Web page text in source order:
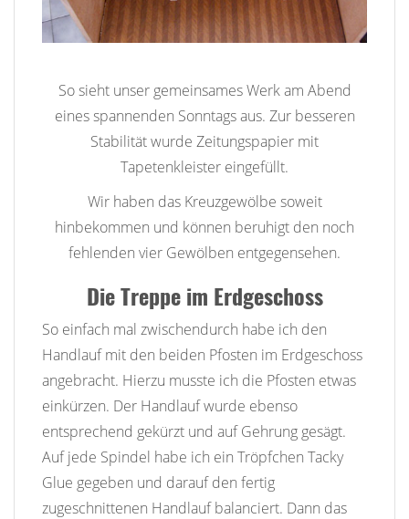
So sieht unser gemeinsames Werk am Abend
eines spannenden Sonntags aus. Zur besseren
Stabilität wurde Zeitungspapier mit
Tapetenkleister eingefüllt.
Wir haben das Kreuzgewölbe soweit
hinbekommen und können beruhigt den noch
fehlenden vier Gewölben entgegensehen.
Die Treppe im Erdgeschoss
So einfach mal zwischendurch habe ich den
Handlauf mit den beiden Pfosten im Erdgeschoss
angebracht. Hierzu musste ich die Pfosten etwas
einkürzen. Der Handlauf wurde ebenso
entsprechend gekürzt und auf Gehrung gesägt.
Auf jede Spindel habe ich ein Tröpfchen Tacky
Glue gegeben und darauf den fertig
zugeschnittenen Handlauf balanciert. Dann das